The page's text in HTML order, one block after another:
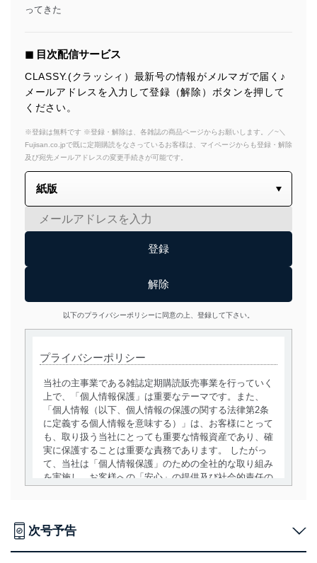
ってきた
◼︎ 目次配信サービス
CLASSY.(クラッシィ）最新号の情報がメルマガで届く♪
メールアドレスを入力して登録（解除）ボタンを押して
ください。
※登録は無料です ※登録・解除は、各雑誌の商品ページからお願いします。／~＼
Fujisan.co.jpで既に定期購読をなさっているお客様は、マイページからも登録・解除
及び宛先メールアドレスの変更手続きが可能です。
以下のプライバシーポリシーに同意の上、登録して下さい。
プライバシーポリシー
当社の主事業である雑誌定期購読販売事業を行っていく
上で、「個人情報保護」は重要なテーマです。また、
「個人情報（以下、個人情報の保護の関する法律第2条
に定義する個人情報を意味する）」は、お客様にとって
も、取り扱う当社にとっても重要な情報資産であり、確
実に保護することは重要な責務であります。 したがっ
て、当社は「個人情報保護」のための全社的な取り組み
を実施し、お客様への「安心」の提供及び社会的責任の
用目的を明確にし、本人の同意を得たうえで利用目的の
次号予告